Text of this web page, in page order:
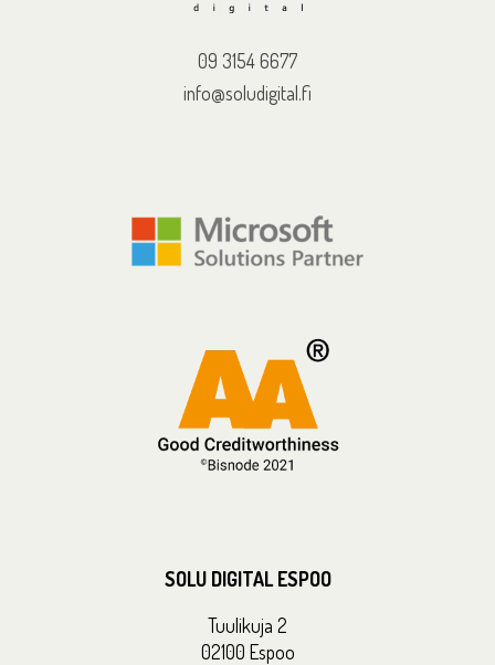
09 3154 6677
info@soludigital.fi
SOLU DIGITAL ESPOO
Tuulikuja 2
02100 Espoo